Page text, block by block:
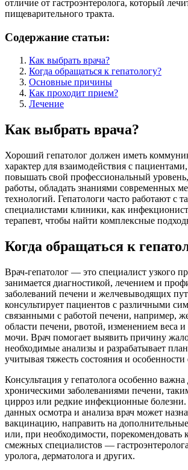
отличие от гастроэнтеролога, который
пищеварительного тракта.
Содержание статьи:
Как выбрать врача?
Когда обращаться к гепатологу?
Основные причины
Как проходит прием?
Лечение
Как выбрать врача?
Хороший гепатолог должен иметь
характер для взаимодействия с
повышать свой профессиональный
работы, обладать знаниями современных
технологий. Гепатологи часто работают с
специалистами клиники, как
терапевт, чтобы найти комплексные
Когда обращаться к
Врач-гепатолог — это специалист узкого
занимается диагностикой, лечением и
заболеваний печени и желчевыводящих
консультирует пациентов с различными
связанными с работой печени, например,
области печени, рвотой, изменением веса и
мочи. Врач помогает выявить причину
необходимые анализы и разрабатывает
учитывая тяжесть состояния и особенности
Консультация у гепатолога особенно
хроническими заболеваниями печени,
цирроз или редкие инфекционные
данных осмотра и анализа врач может
вакцинацию, направить на
или, при необходимости, порекомендовать
смежных специалистов —
уролога, дерматолога и других.